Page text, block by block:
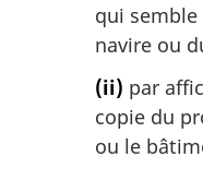
qui
navire ou
(ii) par
copie du
ou le